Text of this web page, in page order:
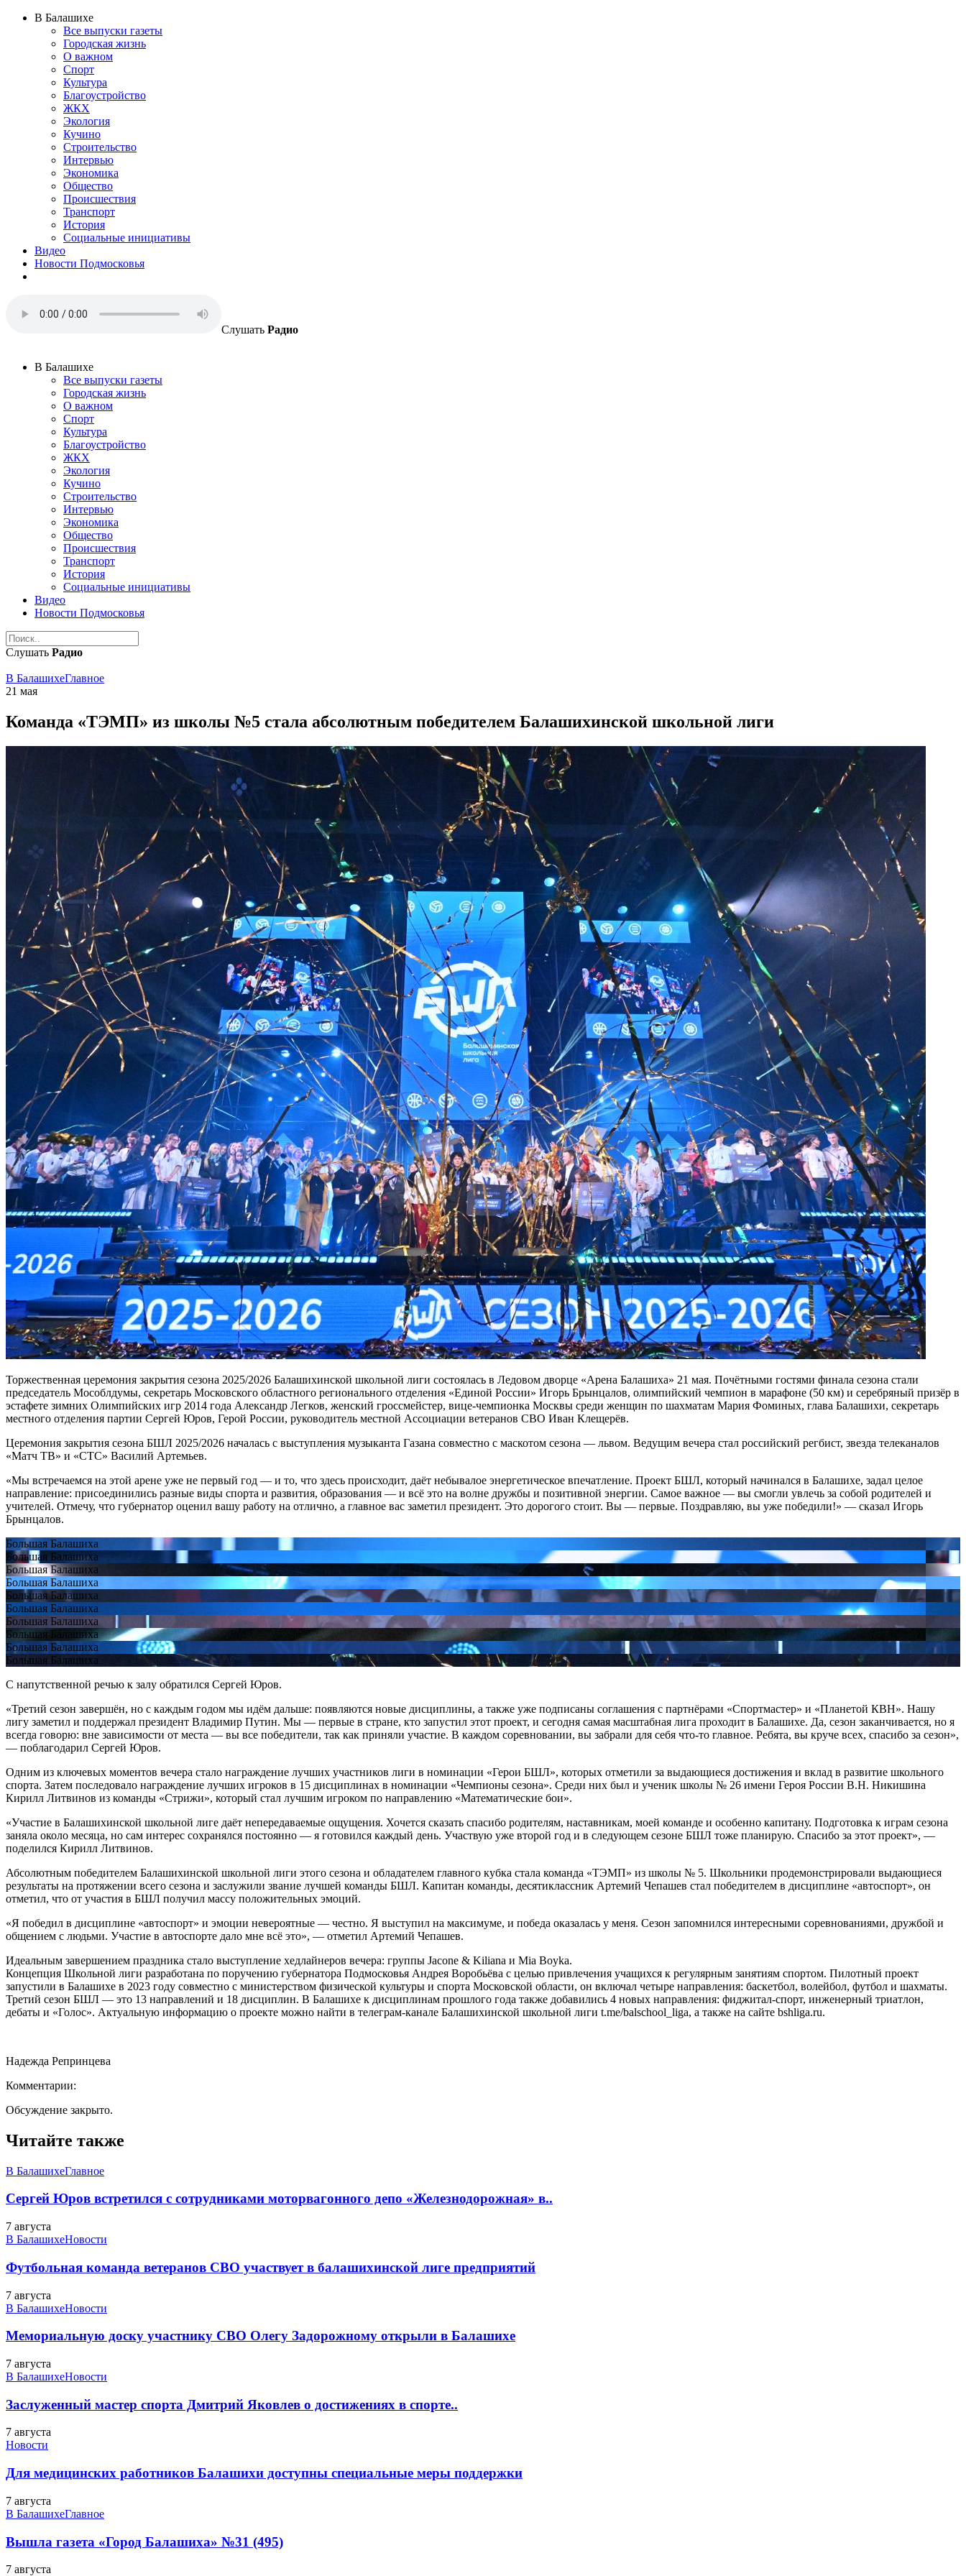
В Балашихе
Все выпуски газеты
Городская жизнь
О важном
Спорт
Культура
Благоустройство
ЖКХ
Экология
Кучино
Строительство
Интервью
Экономика
Общество
Происшествия
Транспорт
История
Социальные инициативы
Видео
Новости Подмосковья
Слушать Радио
В Балашихе
Все выпуски газеты
Городская жизнь
О важном
Спорт
Культура
Благоустройство
ЖКХ
Экология
Кучино
Строительство
Интервью
Экономика
Общество
Происшествия
Транспорт
История
Социальные инициативы
Видео
Новости Подмосковья
Слушать Радио
В БалашихеГлавное
21 мая
Команда «ТЭМП» из школы №5 стала абсолютным победителем Балашихинской школьной лиги
Торжественная церемония закрытия сезона 2025/2026 Балашихинской школьной лиги состоялась в Ледовом дворце «Арена Балашиха» 21 мая. Почëтными гостями финала сезона стали
председатель Мособлдумы, секретарь Московского областного регионального отделения «Единой России» Игорь Брынцалов, олимпийский чемпион в марафоне (50 км) и серебряный призёр в
эстафете зимних Олимпийских игр 2014 года Александр Легков, женский гроссмейстер, вице-чемпионка Москвы среди женщин по шахматам Мария Фоминых, глава Балашихи, секретарь
местного отделения партии Сергей Юров, Герой России, руководитель местной Ассоциации ветеранов СВО Иван Клещерëв.
Церемония закрытия сезона БШЛ 2025/2026 началась с выступления музыканта Газана совместно с маскотом сезона — львом. Ведущим вечера стал российский регбист, звезда телеканалов
«Матч ТВ» и «СТС» Василий Артемьев.
«Мы встречаемся на этой арене уже не первый год — и то, что здесь происходит, даёт небывалое энергетическое впечатление. Проект БШЛ, который начинался в Балашихе, задал целое
направление: присоединились разные виды спорта и развития, образования — и всё это на волне дружбы и позитивной энергии. Самое важное — вы смогли увлечь за собой родителей и
учителей. Отмечу, что губернатор оценил вашу работу на отлично, а главное вас заметил президент. Это дорогого стоит. Вы — первые. Поздравляю, вы уже победили!» — сказал Игорь
Брынцалов.
Большая Балашиха
Большая Балашиха
Большая Балашиха
Большая Балашиха
Большая Балашиха
Большая Балашиха
Большая Балашиха
Большая Балашиха
Большая Балашиха
Большая Балашиха
С напутственной речью к залу обратился Сергей Юров.
«Третий сезон завершён, но с каждым годом мы идём дальше: появляются новые дисциплины, а также уже подписаны соглашения с партнёрами «Спортмастер» и «Планетой КВН». Нашу
лигу заметил и поддержал президент Владимир Путин. Мы — первые в стране, кто запустил этот проект, и сегодня самая масштабная лига проходит в Балашихе. Да, сезон заканчивается, но я
всегда говорю: вне зависимости от места — вы все победители, так как приняли участие. В каждом соревновании, вы забрали для себя что-то главное. Ребята, вы круче всех, спасибо за сезон»,
— поблагодарил Сергей Юров.
Одним из ключевых моментов вечера стало награждение лучших участников лиги в номинации «Герои БШЛ», которых отметили за выдающиеся достижения и вклад в развитие школьного
спорта. Затем последовало награждение лучших игроков в 15 дисциплинах в номинации «Чемпионы сезона». Среди них был и ученик школы № 26 имени Героя России В.Н. Никишина
Кирилл Литвинов из команды «Стрижи», который стал лучшим игроком по направлению «Математические бои».
«Участие в Балашихинской школьной лиге даёт непередаваемые ощущения. Хочется сказать спасибо родителям, наставникам, моей команде и особенно капитану. Подготовка к играм сезона
заняла около месяца, но сам интерес сохранялся постоянно — я готовился каждый день. Участвую уже второй год и в следующем сезоне БШЛ тоже планирую. Спасибо за этот проект», —
поделился Кирилл Литвинов.
Абсолютным победителем Балашихинской школьной лиги этого сезона и обладателем главного кубка стала команда «ТЭМП» из школы № 5. Школьники продемонстрировали выдающиеся
результаты на протяжении всего сезона и заслужили звание лучшей команды БШЛ. Капитан команды, десятиклассник Артемий Чепашев стал победителем в дисциплине «автоспорт», он
отметил, что от участия в БШЛ получил массу положительных эмоций.
«Я победил в дисциплине «автоспорт» и эмоции невероятные — честно. Я выступил на максимуме, и победа оказалась у меня. Сезон запомнился интересными соревнованиями, дружбой и
общением с людьми. Участие в автоспорте дало мне всё это», — отметил Артемий Чепашев.
Идеальным завершением праздника стало выступление хедлайнеров вечера: группы Jacone & Kiliana и Mia Boyka.
Концепция Школьной лиги разработана по поручению губернатора Подмосковья Андрея Воробьёва с целью привлечения учащихся к регулярным занятиям спортом. Пилотный проект
запустили в Балашихе в 2023 году совместно с министерством физической культуры и спорта Московской области, он включал четыре направления: баскетбол, волейбол, футбол и шахматы.
Третий сезон БШЛ — это 13 направлений и 18 дисциплин. В Балашихе к дисциплинам прошлого года также добавились 4 новых направления: фиджитал-спорт, инженерный триатлон,
дебаты и «Голос». Актуальную информацию о проекте можно найти в телеграм-канале Балашихинской школьной лиги t.me/balschool_liga, а также на сайте bshliga.ru.
Надежда Репринцева
Комментарии:
Обсуждение закрыто.
Читайте также
В БалашихеГлавное
Сергей Юров встретился с сотрудниками моторвагонного депо «Железнодорожная» в..
7 августа
В БалашихеНовости
Футбольная команда ветеранов СВО участвует в балашихинской лиге предприятий
7 августа
В БалашихеНовости
Мемориальную доску участнику СВО Олегу Задорожному открыли в Балашихе
7 августа
В БалашихеНовости
Заслуженный мастер спорта Дмитрий Яковлев о достижениях в спорте..
7 августа
Новости
Для медицинских работников Балашихи доступны специальные меры поддержки
7 августа
В БалашихеГлавное
Вышла газета «Город Балашиха» №31 (495)
7 августа